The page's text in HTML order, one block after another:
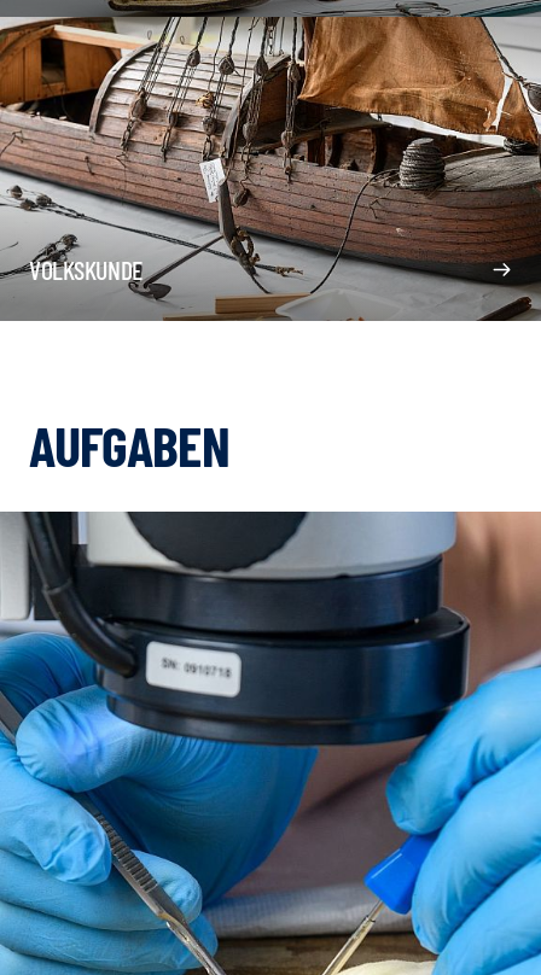
VOLKSKUNDE
AUFGABEN